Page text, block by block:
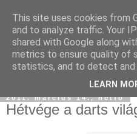
2011. március 14., hétfő
Hétvége a darts
This site uses cookies from
and to analyze traffic. Your
shared with Google along
metrics to ensure quality of
statistics, and to detect and
LEARN